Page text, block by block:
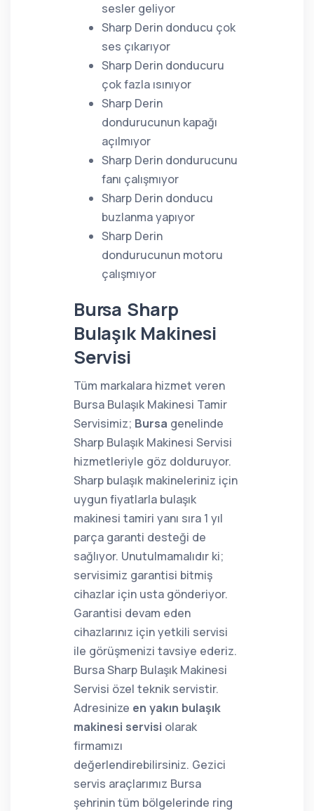
sesler geliyor
Sharp Derin donducu çok
ses çıkarıyor
Sharp Derin donducuru
çok fazla ısınıyor
Sharp Derin
dondurucunun kapağı
açılmıyor
Sharp Derin dondurucunu
fanı çalışmıyor
Sharp Derin donducu
buzlanma yapıyor
Sharp Derin
dondurucunun motoru
çalışmıyor
Bursa Sharp
Bulaşık Makinesi
Servisi
Tüm markalara hizmet veren
Bursa Bulaşık Makinesi Tamir
Servisimiz; Bursa genelinde
Sharp Bulaşık Makinesi Servisi
hizmetleriyle göz dolduruyor.
Sharp bulaşık makineleriniz için
uygun fiyatlarla bulaşık
makinesi tamiri yanı sıra 1 yıl
parça garanti desteği de
sağlıyor. Unutulmamalıdır ki;
servisimiz garantisi bitmiş
cihazlar için usta gönderiyor.
Garantisi devam eden
cihazlarınız için yetkili servisi
ile görüşmenizi tavsiye ederiz.
Bursa Sharp Bulaşık Makinesi
Servisi özel teknik servistir.
Adresinize en yakın bulaşık
makinesi servisi olarak
firmamızı
değerlendirebilirsiniz. Gezici
servis araçlarımız Bursa
şehrinin tüm bölgelerinde ring